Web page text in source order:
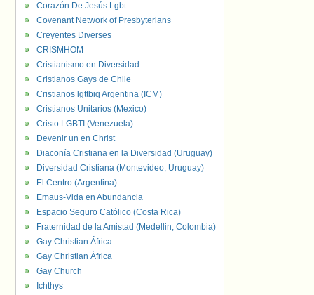
Corazón De Jesús Lgbt
Covenant Network of Presbyterians
Creyentes Diverses
CRISMHOM
Cristianismo en Diversidad
Cristianos Gays de Chile
Cristianos lgttbiq Argentina (ICM)
Cristianos Unitarios (Mexico)
Cristo LGBTI (Venezuela)
Devenir un en Christ
Diaconía Cristiana en la Diversidad (Uruguay)
Diversidad Cristiana (Montevideo, Uruguay)
El Centro (Argentina)
Emaus-Vida en Abundancia
Espacio Seguro Católico (Costa Rica)
Fraternidad de la Amistad (Medellin, Colombia)
Gay Christian África
Gay Christian África
Gay Church
Ichthys